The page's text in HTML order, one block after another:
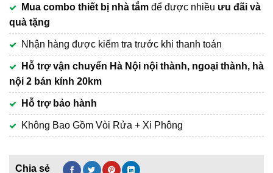
Mua combo thiết bị nhà tắm để được nhiều ưu đãi và
quà tặng
Nhận hàng được kiểm tra trước khi thanh toán
Hỗ trợ vận chuyển Hà Nội nội thành, ngoại thành, hà
nội 2 bán kính 20km
Hỗ trợ bảo hành
Không Bao Gồm Vòi Rửa + Xi Phông